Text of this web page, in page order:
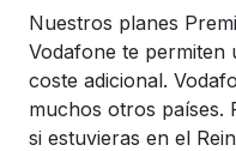
Nuestros planes
Vodafone te permiten
coste adicional.
muchos otros países.
si estuvieras en el